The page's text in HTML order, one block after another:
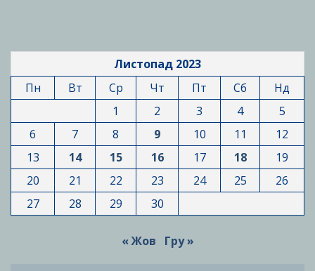
Листопад 2023
Пн
Вт Ср Чт Пт Сб
Нд
1
2 3 4
5
6
7 8 9 10 11
12
13
14 15 16 17 18
19
20
21 22 23 24 25
26
27
28 29 30
« Жов Гру »